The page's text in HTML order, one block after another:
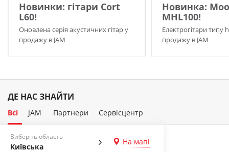
Новинки: гітари Cort
L60!
Оновлена серія акустичних гітар у
продажу в JAM
Новинка:
MHL100!
Електрогітари типу
продажу в JAM
ДЕ НАС ЗНАЙТИ
Виберіть область
Київська
На мапі
Всі JAM Партнери Сервісцентр